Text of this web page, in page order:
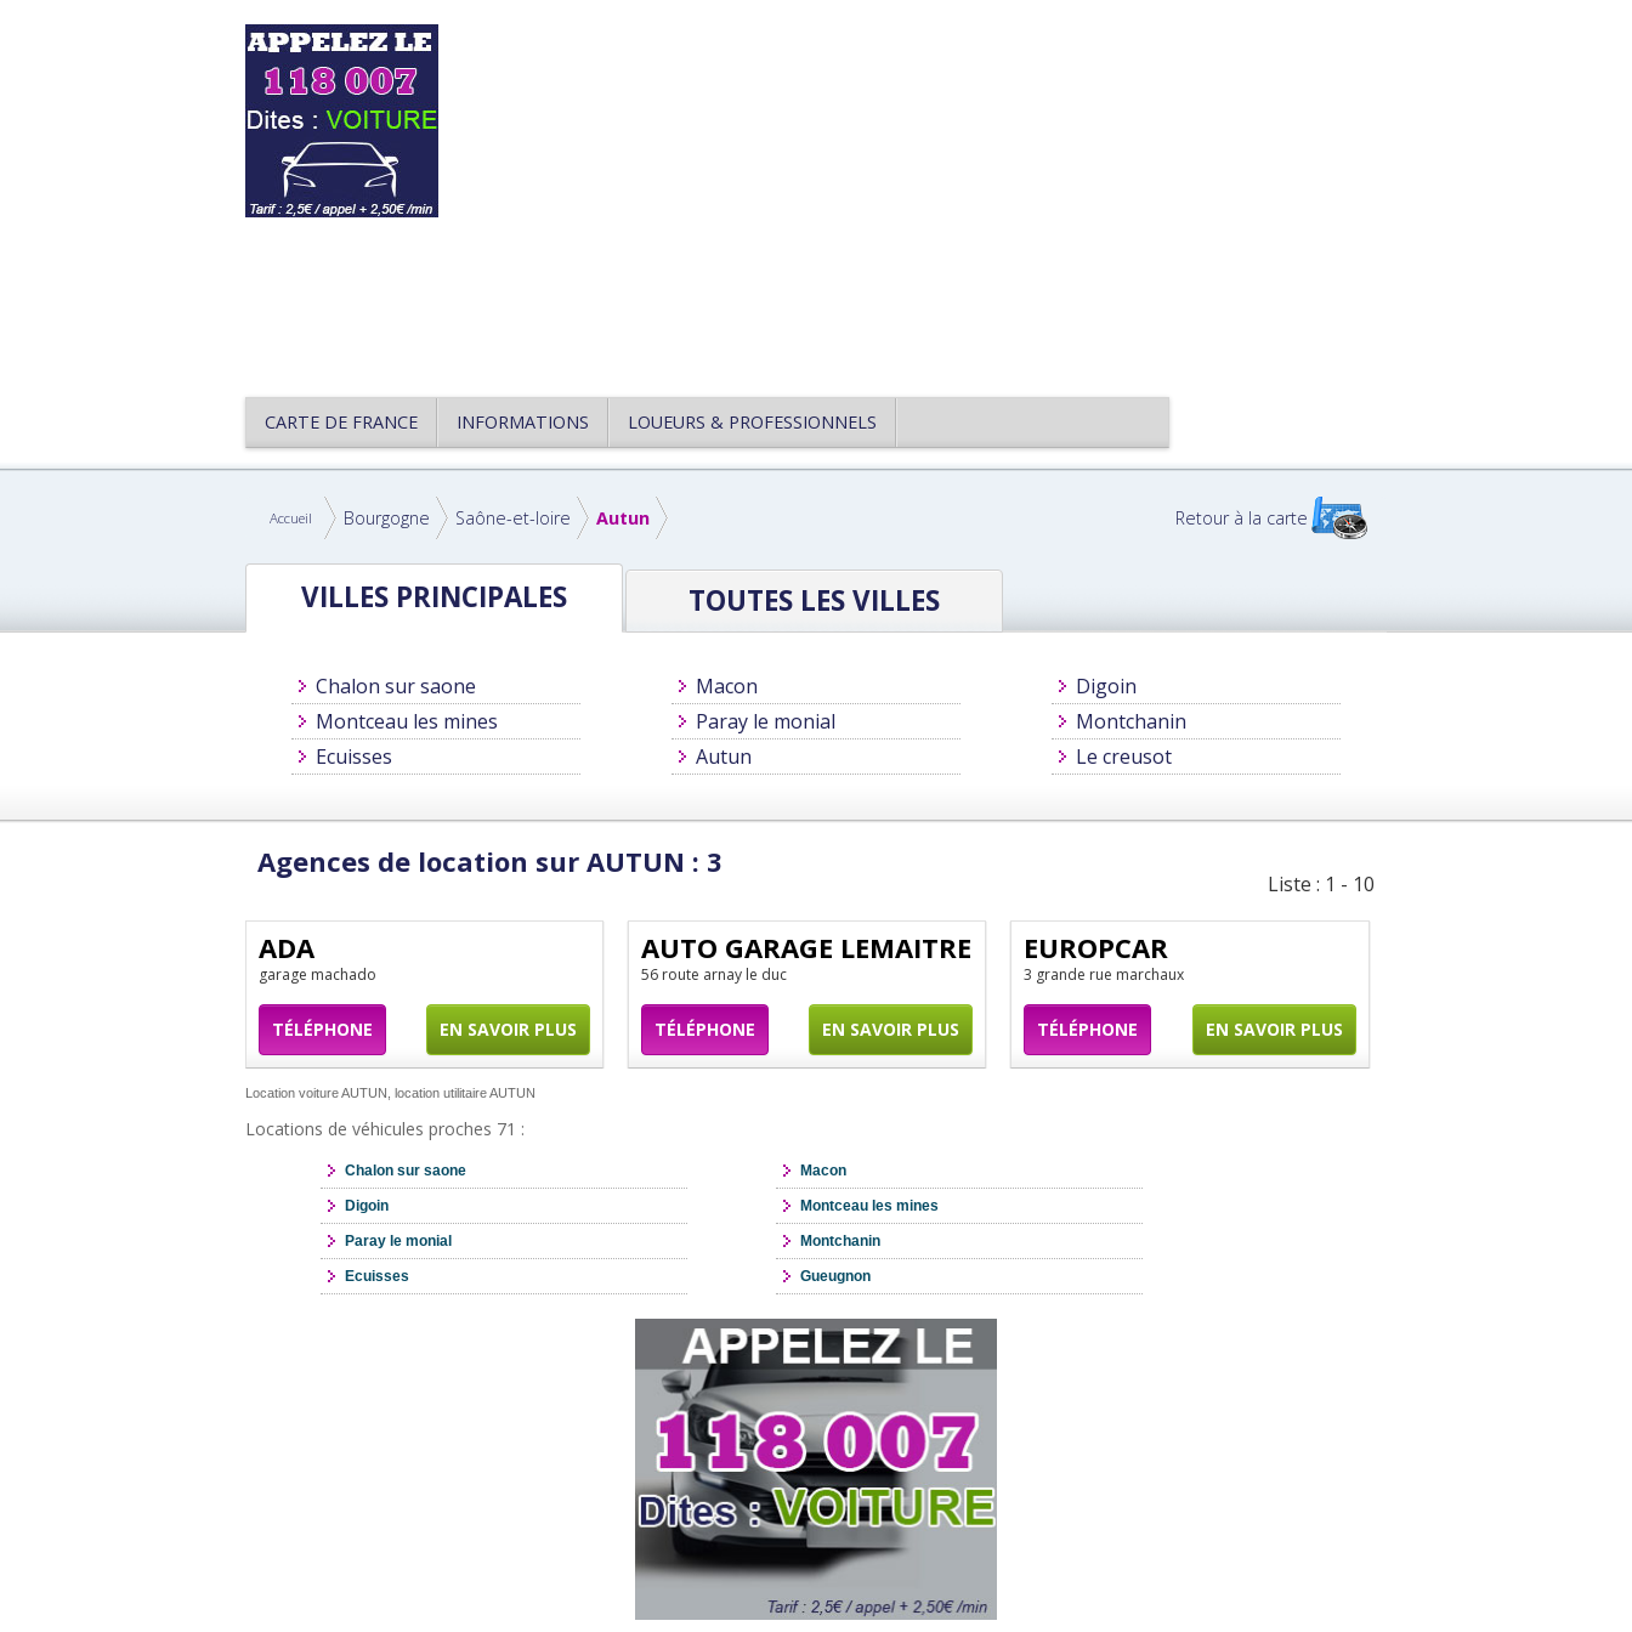
CARTE DE FRANCE INFORMATIONS LOUEURS & PROFESSIONNELS
Accueil Bourgogne Saône-et-loire Autun Retour à la carte
VILLES PRINCIPALES TOUTES LES VILLES
Chalon sur saone Macon
Digoin
Montceau les mines
Paray le monial
Montchanin
Ecuisses
Autun Le creusot
Agences de location sur AUTUN : 3
Liste : 1 - 10
ADA
garage machado
TÉLÉPHONE EN SAVOIR PLUS
AUTO GARAGE LEMAITRE
56 route arnay le duc
TÉLÉPHONE EN SAVOIR PLUS
EUROPCAR
3 grande rue marchaux
TÉLÉPHONE EN SAVOIR PLUS
Location voiture AUTUN, location utilitaire AUTUN
Locations de véhicules proches 71 :
Chalon sur saone Macon
Digoin Montceau les mines
Paray le monial Montchanin
Ecuisses Gueugnon